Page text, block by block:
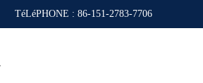
TéLéPHONE : 86-151-2783-7706